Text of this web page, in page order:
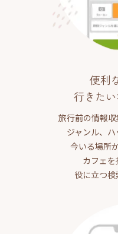
便利
行きた
旅行前の情報収
ジャンル、ハ
今いる場所
カフェ
役に立つ検